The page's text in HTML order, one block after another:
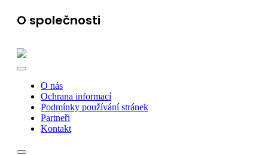
O společnosti
O nás
Ochrana informací
Podmínky používání stránek
Partneři
Kontakt